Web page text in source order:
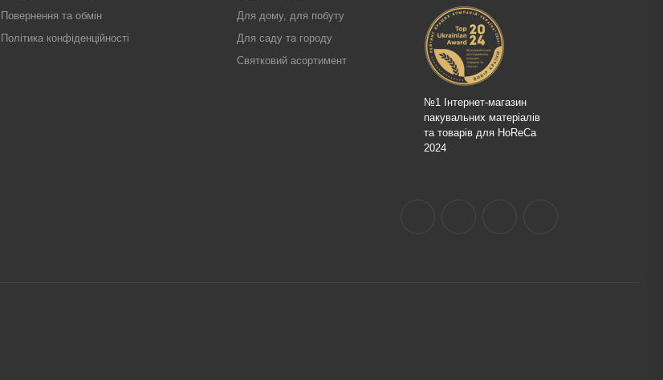
Повернення та обмін
Політика конфіденційності
Для дому, для побуту
Для саду та городу
Святковий асортимент
№1 Інтернет-магазин
пакувальних матеріалів
та товарів для HoReCa
2024